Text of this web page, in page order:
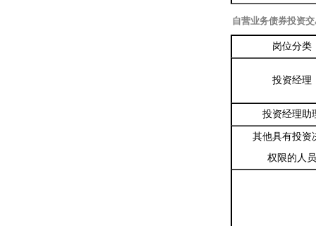
自营业务债券投资
岗位分类
投资经理
投资经理助
其他具有投资
权限的人员